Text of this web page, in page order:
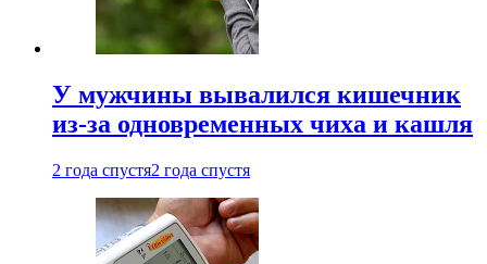
У мужчины вывалился кишечник
из-за одновременных чиха и кашля
2 года спустя2 года спустя